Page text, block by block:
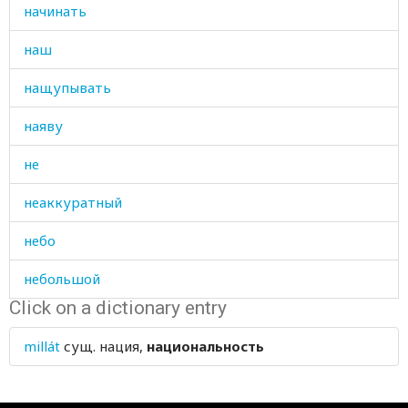
начинать
наш
нащупывать
наяву
не
неаккуратный
небо
небольшой
небрежно
небрежный
Click on a dictionary entry
millát сущ. нация, национальность